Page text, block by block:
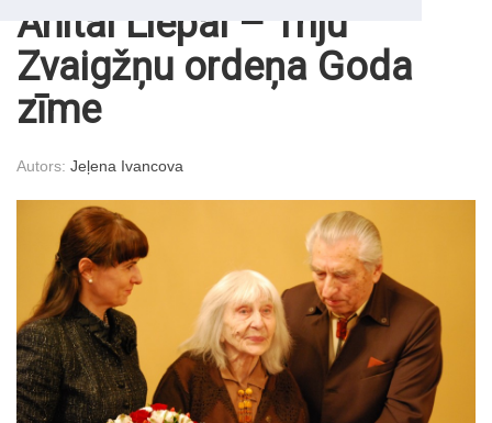
Anitai Liepai – Triju
Zvaigžņu ordeņa Goda
zīme
Autors: Jeļena Ivancova